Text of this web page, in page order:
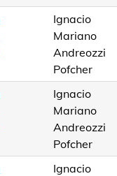
Ignacio
Mariano
Andreozzi
Pofcher
Ignacio
Mariano
Andreozzi
Pofcher
Ignacio